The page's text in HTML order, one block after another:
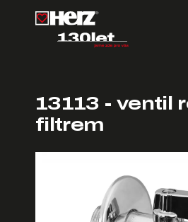
13113 - ventil
filtrem